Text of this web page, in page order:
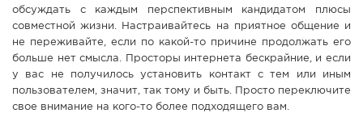
обсуждать с каждым перспективным кандидатом плюсы
совместной жизни. Настраивайтесь на приятное общение и
не переживайте, если по какой-то причине продолжать его
больше нет смысла. Просторы интернета бескрайние, и если
у вас не получилось установить контакт с тем или иным
пользователем, значит, так тому и быть. Просто переключите
свое внимание на кого-то более подходящего вам.